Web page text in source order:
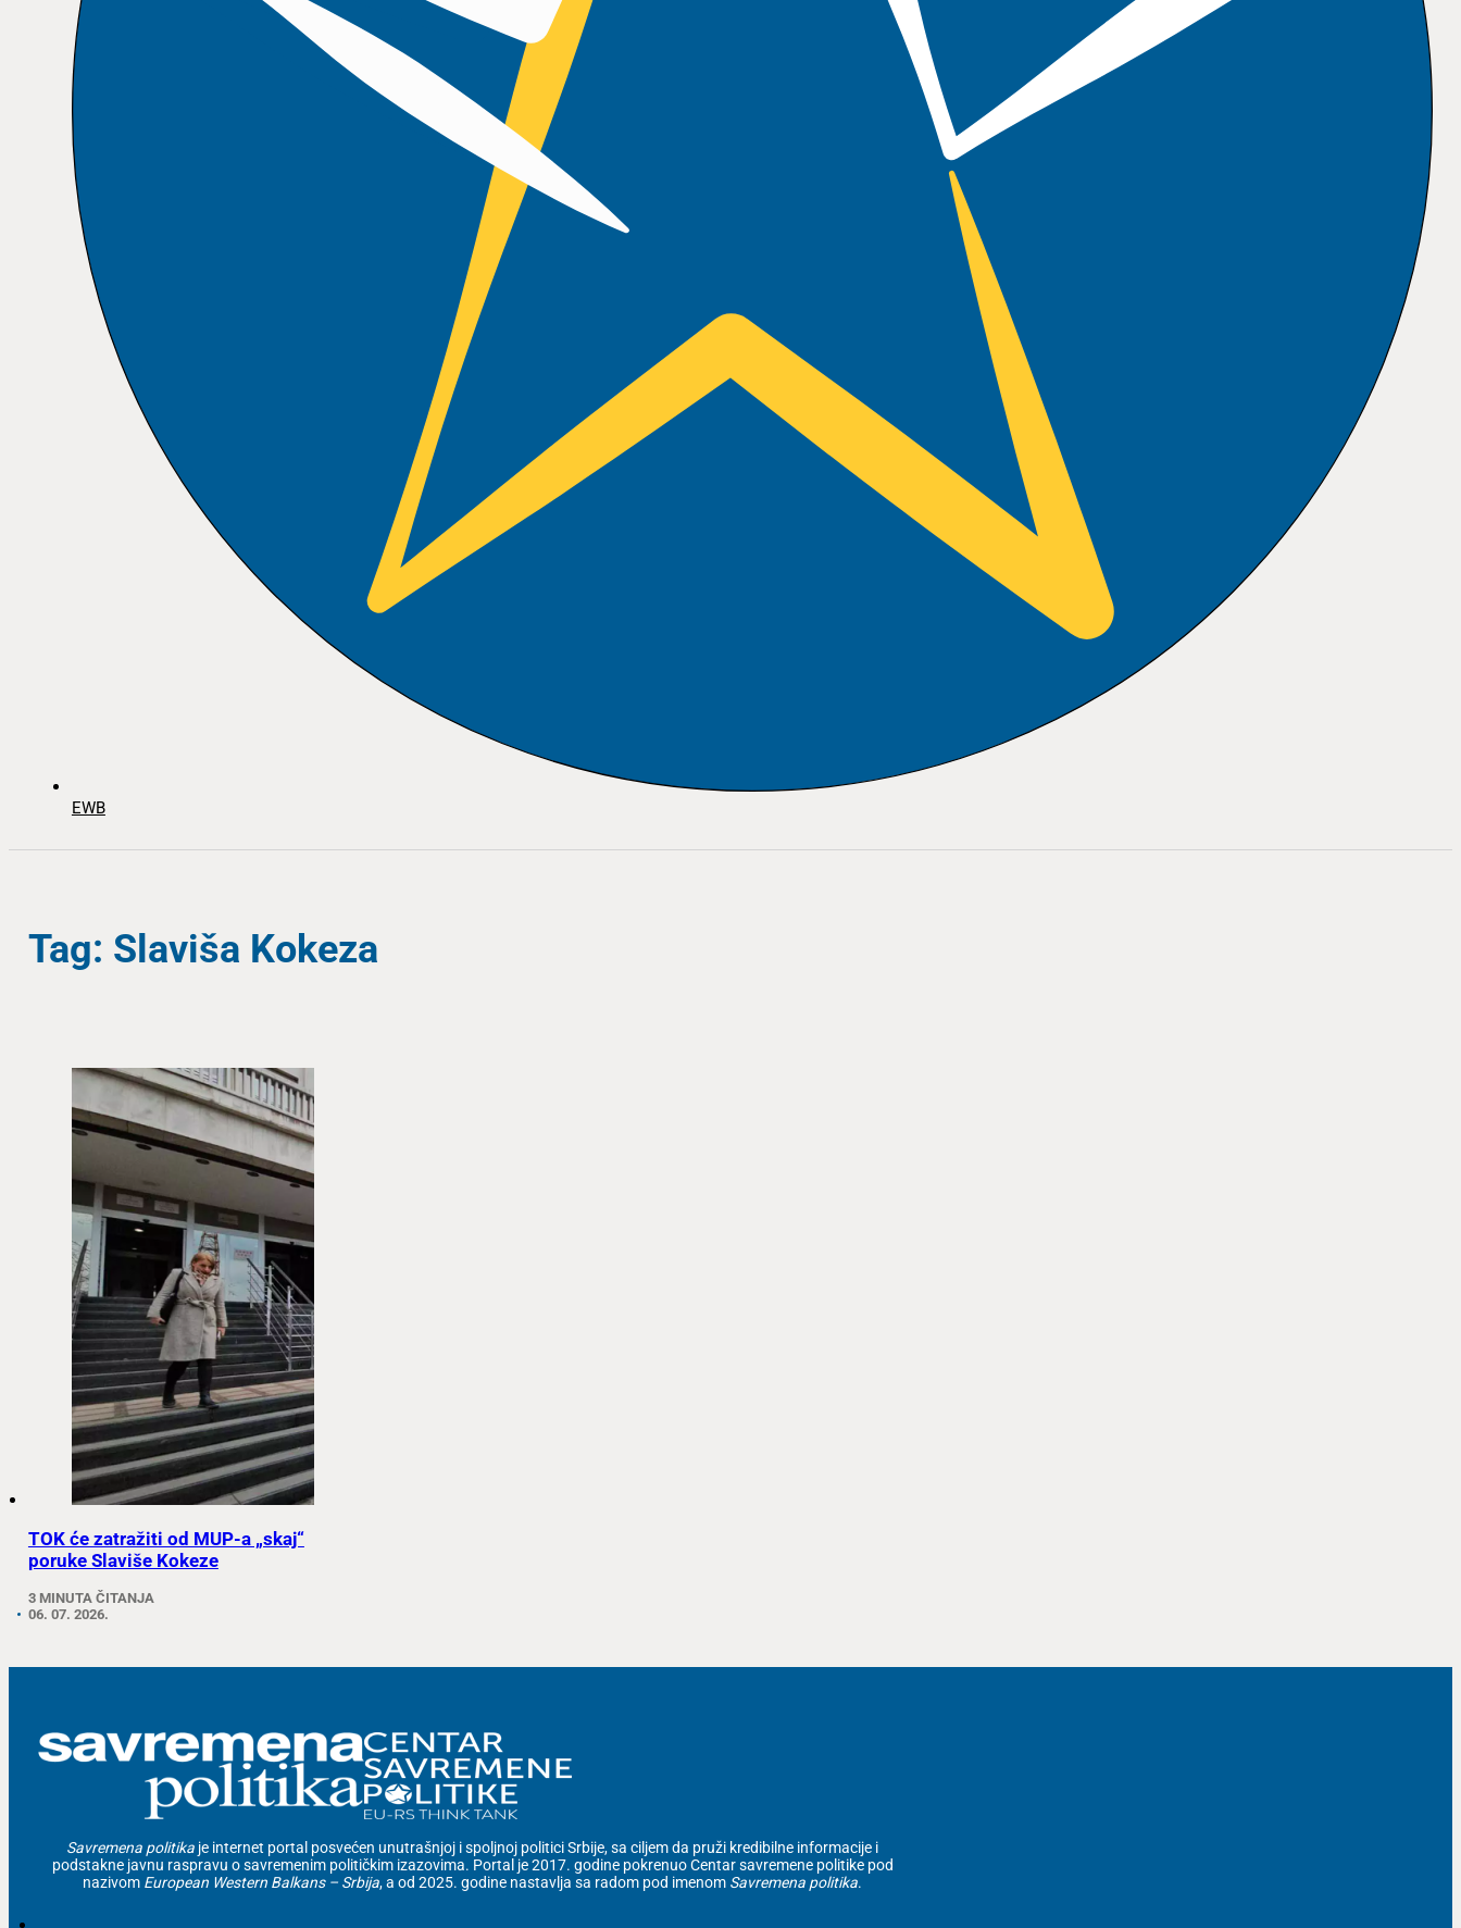
EWB
Tag: Slaviša Kokeza
TOK će zatražiti od MUP-a „skaj“
poruke Slaviše Kokeze
3 MINUTA ČITANJA
06. 07. 2026.
Savremena politika je internet portal posvećen unutrašnjoj i spoljnoj politici Srbije, sa ciljem da pruži kredibilne informacije i
podstakne javnu raspravu o savremenim političkim izazovima. Portal je 2017. godine pokrenuo Centar savremene politike pod
nazivom European Western Balkans – Srbija, a od 2025. godine nastavlja sa radom pod imenom Savremena politika.